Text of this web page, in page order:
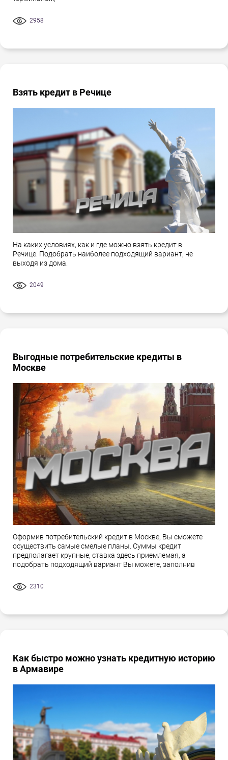
2958
Взять кредит в Речице
На каких условиях, как и где можно взять кредит в
Речице. Подобрать наиболее подходящий вариант, не
выходя из дома.
2049
Выгодные потребительские кредиты в
Москве
Оформив потребительский кредит в Москве, Вы сможете
осуществить самые смелые планы. Суммы кредит
предполагает крупные, ставка здесь приемлемая, а
подобрать подходящий вариант Вы можете, заполнив
2310
Как быстро можно узнать кредитную историю
в Армавире